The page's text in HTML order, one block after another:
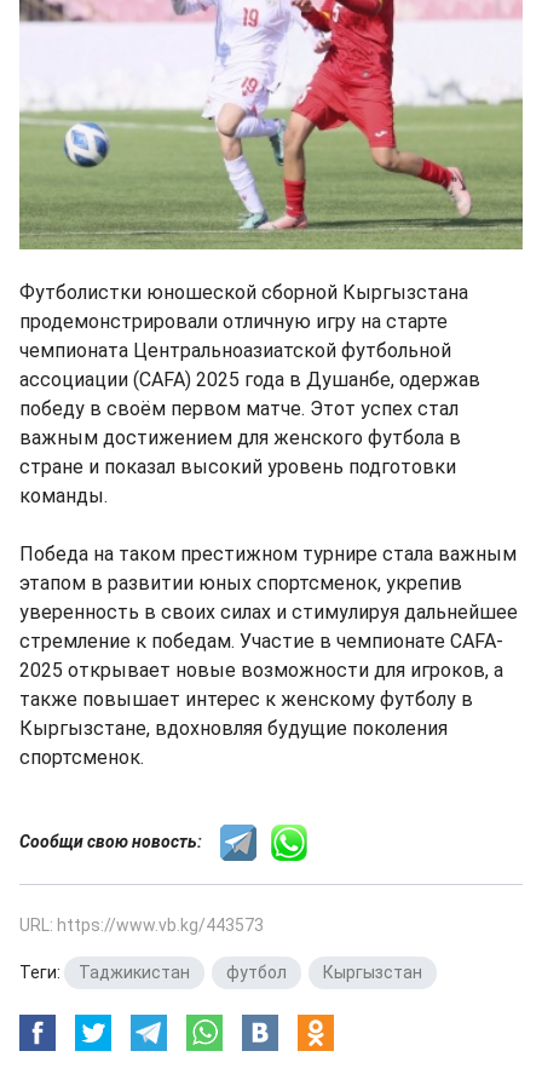
Футболистки юношеской сборной Кыргызстана
продемонстрировали отличную игру на старте
чемпионата Центральноазиатской футбольной
ассоциации (CAFA) 2025 года в Душанбе, одержав
победу в своём первом матче. Этот успех стал
важным достижением для женского футбола в
стране и показал высокий уровень подготовки
команды.
Победа на таком престижном турнире стала важным
этапом в развитии юных спортсменок, укрепив
уверенность в своих силах и стимулируя дальнейшее
стремление к победам. Участие в чемпионате CAFA-
2025 открывает новые возможности для игроков, а
также повышает интерес к женскому футболу в
Кыргызстане, вдохновляя будущие поколения
спортсменок.
Сообщи свою новость:
URL: https://www.vb.kg/443573
Теги: Таджикистан футбол Кыргызстан